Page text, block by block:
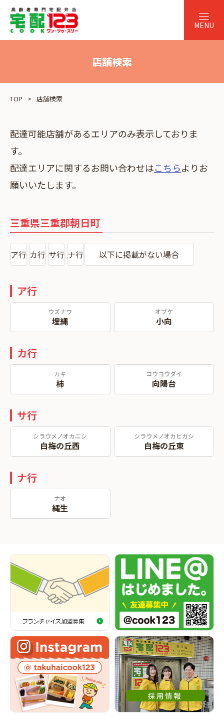
店舗検索
TOP 店舗検索
配達可能店舗があるエリアのみ表示しておりま
す。
配達エリアに関するお問い合わせはこちらよりお
願いいたします。
三重県三重郡朝日町
ア行 カ行 サ行 ナ行 以下に掲載がない場合
ア行
ウズナワ
埋縄
オブケ
小向
カ行
カキ
柿
コウヨウダイ
向陽台
サ行
シラウメノオカニシ
白梅の丘西
シラウメノオカヒガシ
白梅の丘東
ナ行
ナオ
縄生